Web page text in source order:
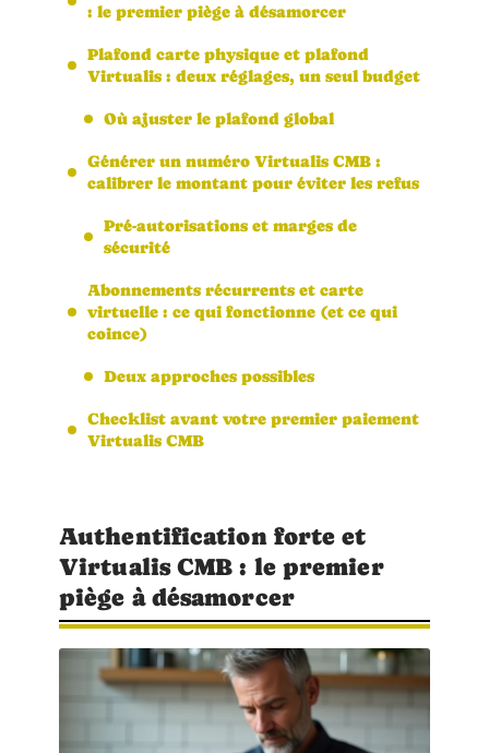
: le premier piège à désamorcer
Plafond carte physique et plafond
Virtualis : deux réglages, un seul budget
Où ajuster le plafond global
Générer un numéro Virtualis CMB :
calibrer le montant pour éviter les refus
Pré-autorisations et marges de
sécurité
Abonnements récurrents et carte
virtuelle : ce qui fonctionne (et ce qui
coince)
Deux approches possibles
Checklist avant votre premier paiement
Virtualis CMB
Authentification forte et
Virtualis CMB : le premier
piège à désamorcer